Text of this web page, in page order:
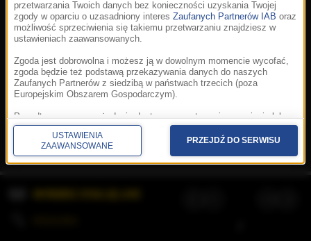
Korzystanie z portalu oznacza akceptację
Prywatność.Aplikacje.© 2026 Radio Muzyka
Fakty Grupa RMF sp. z o.o. sp. k.
przetwarzania Twoich danych bez konieczności uzyskania Twojej
zgody w oparciu o uzasadniony interes Zaufanych Partnerów IAB oraz
możliwość sprzeciwienia się takiemu przetwarzaniu znajdziesz w
ustawieniach zaawansowanych.
Zgoda jest dobrowolna i możesz ją w dowolnym momencie wycofać,
zgoda będzie też podstawą przekazywania danych do naszych
Zaufanych Partnerów z siedzibą w państwach trzecich (poza
Europejskim Obszarem Gospodarczym).
Ponadto masz prawo żądania dostępu, sprostowania, usunięcia lub
ograniczenia przetwarzania danych, a także złożenia skargi do
Prezesa Urzędu Ochrony Danych Osobowych. W polityce prywatności
znajdziesz informacje jak wykonać swoje prawa. Szczegółowe
informacje na temat przetwarzania Twoich danych znajdują się w
USTAWIENIA
ZAAWANSOWANE
PRZEJDŹ DO SERWISU